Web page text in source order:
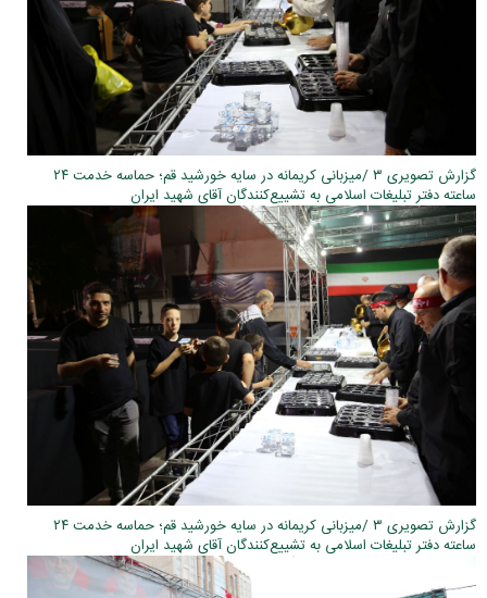
گزارش تصویری ۳ /میزبانی کریمانه در سایه خورشید قم؛ حماسه خدمت ۲۴
ساعته دفتر تبلیغات اسلامی به تشییع‌کنندگان آقای شهید ایران
گزارش تصویری ۳ /میزبانی کریمانه در سایه خورشید قم؛ حماسه خدمت ۲۴
ساعته دفتر تبلیغات اسلامی به تشییع‌کنندگان آقای شهید ایران